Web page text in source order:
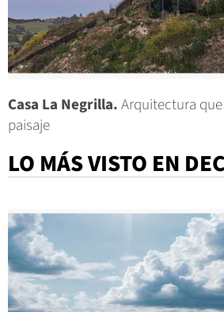
Casa La Negrilla.Arquitectura
paisaje
LO MÁS VISTO EN